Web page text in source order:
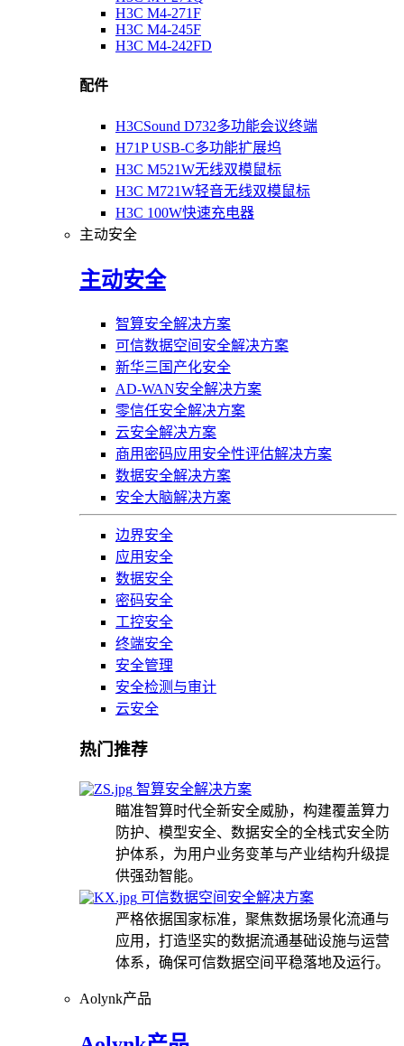
H3C M4-271F
H3C M4-245F
H3C M4-242FD
配件
H3CSound D732多功能会议终端
H71P USB-C多功能扩展坞
H3C M521W无线双模鼠标
H3C M721W轻音无线双模鼠标
H3C 100W快速充电器
主动安全
主动安全
智算安全解决方案
可信数据空间安全解决方案
新华三国产化安全
AD-WAN安全解决方案
零信任安全解决方案
云安全解决方案
商用密码应用安全性评估解决方案
数据安全解决方案
安全大脑解决方案
边界安全
应用安全
数据安全
密码安全
工控安全
终端安全
安全管理
安全检测与审计
云安全
热门推荐
智算安全解决方案
瞄准智算时代全新安全威胁，构建覆盖算力
防护、模型安全、数据安全的全栈式安全防
护体系，为用户业务变革与产业结构升级提
供强劲智能。
可信数据空间安全解决方案
严格依据国家标准，聚焦数据场景化流通与
应用，打造坚实的数据流通基础设施与运营
体系，确保可信数据空间平稳落地及运行。
Aolynk产品